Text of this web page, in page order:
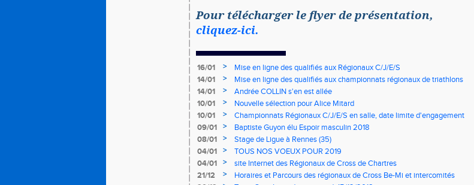
Pour télécharger le flyer de présentation,
cliquez-ici.
16/01 >
Mise en ligne des qualifiés aux Régionaux C/J/E/S
14/01
>
Mise en ligne des qualifiés aux championnats régionaux de triathlons
14/01
>
Andrée COLLIN s'en est allée
10/01
>
Nouvelle sélection pour Alice Mitard
10/01
>
Championnats Régionaux C/J/E/S en salle, date limite d'engagement
mercredi à 9h00
09/01 >
Baptiste Guyon élu Espoir masculin 2018
08/01
>
Stage de Ligue à Rennes (35)
04/01
>
TOUS NOS VOEUX POUR 2019
04/01
>
site Internet des Régionaux de Cross de Chartres
21/12
>
Horaires et Parcours des régionaux de Cross Be-Mi et intercomités